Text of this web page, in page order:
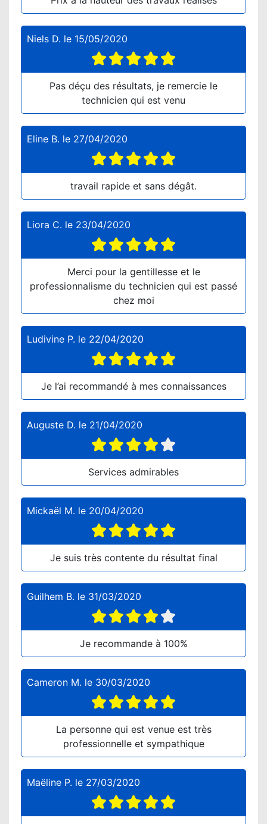
Niels D. le 15/05/2020
Pas déçu des résultats, je remercie le
technicien qui est venu
Eline B. le 27/04/2020
travail rapide et sans dégât.
Liora C. le 23/04/2020
Merci pour la gentillesse et le
professionnalisme du technicien qui est passé
chez moi
Ludivine P. le 22/04/2020
Je l’ai recommandé à mes connaissances
Auguste D. le 21/04/2020
Services admirables
Mickaël M. le 20/04/2020
Je suis très contente du résultat final
Guilhem B. le 31/03/2020
Je recommande à 100%
Cameron M. le 30/03/2020
La personne qui est venue est très
professionnelle et sympathique
Maëline P. le 27/03/2020